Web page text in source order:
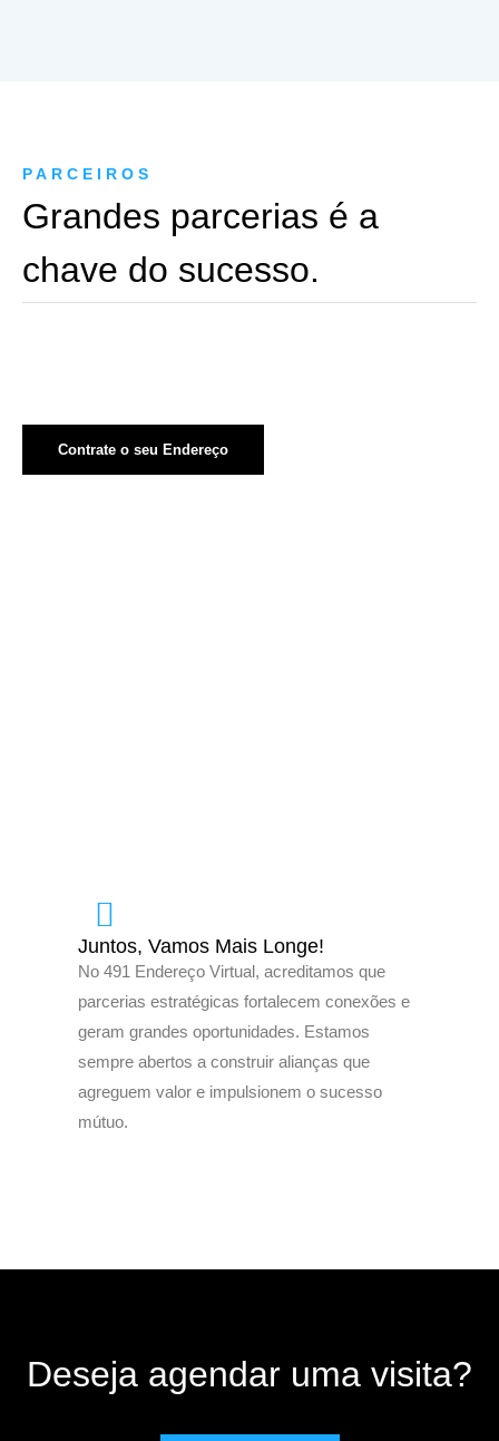
PARCEIROS
Grandes parcerias é a
chave do sucesso.
Contrate o seu Endereço
Juntos, Vamos Mais Longe!
No 491 Endereço Virtual, acreditamos que
parcerias estratégicas fortalecem conexões e
geram grandes oportunidades. Estamos
sempre abertos a construir alianças que
agreguem valor e impulsionem o sucesso
mútuo.
Deseja agendar uma visita?